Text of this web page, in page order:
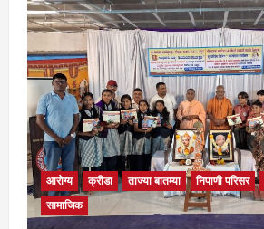
आरोग्य क्रीडा ताज्या बातम्या निपाणी परिसर
सामाजिक